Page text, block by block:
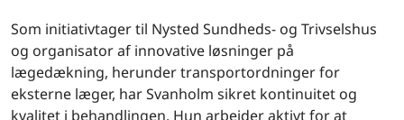
Som initiativtager til Nysted Sundheds- og Trivselshus
og organisator af innovative løsninger på
lægedækning, herunder transportordninger for
eksterne læger, har Svanholm sikret kontinuitet og
kvalitet i behandlingen. Hun arbejder aktivt for at